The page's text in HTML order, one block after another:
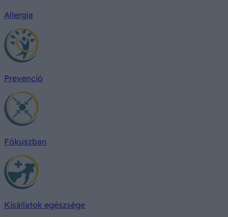
Allergia
Prevenció
Fókuszban
Kisállatok egészsége